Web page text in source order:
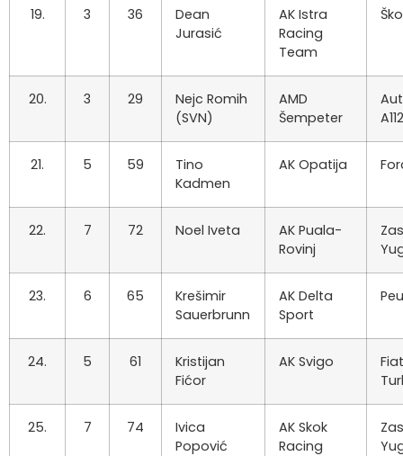
19. 3 36
Dean
Jurasić
AK Istra
Racing
Team
20. 3 29
Nejc Romih
(SVN)
AMD
Šempeter
A112
21. 5 59
Tino
Kadmen
AK Opatija
22. 7 72 Noel Iveta
AK Puala-
Rovinj
23. 6 65
Krešimir
Sauerbrunn
AK Delta
Sport
24. 5 61
Kristijan
Fićor
AK Svigo
25. 7 74
Ivica
Popović
AK Skok
Racing